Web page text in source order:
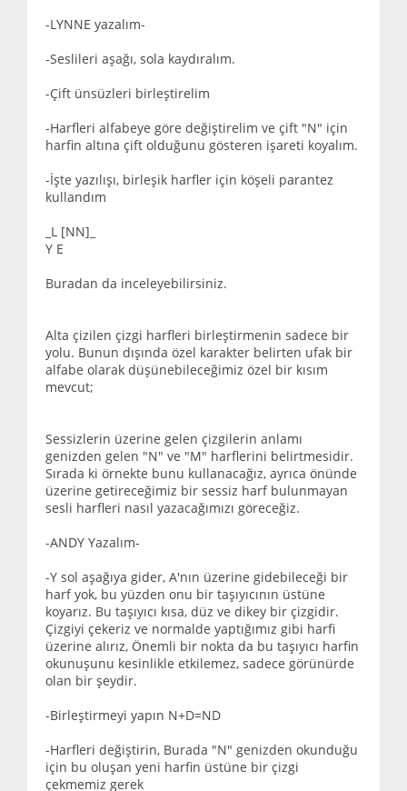
-LYNNE yazalım-
-Seslileri aşağı, sola kaydıralım.
-Çift ünsüzleri birleştirelim
-Harfleri alfabeye göre değiştirelim ve çift "N" için
harfin altına çift olduğunu gösteren işareti koyalım.
-İşte yazılışı, birleşik harfler için köşeli parantez
kullandım
_L [NN]_
Y E
Buradan da inceleyebilirsiniz.
Alta çizilen çizgi harfleri birleştirmenin sadece bir
yolu. Bunun dışında özel karakter belirten ufak bir
alfabe olarak düşünebileceğimiz özel bir kısım
mevcut;
Sessizlerin üzerine gelen çizgilerin anlamı
genizden gelen "N" ve "M" harflerini belirtmesidir.
Sırada ki örnekte bunu kullanacağız, ayrıca önünde
üzerine getireceğimiz bir sessiz harf bulunmayan
sesli harfleri nasıl yazacağımızı göreceğiz.
-ANDY Yazalım-
-Y sol aşağıya gider, A'nın üzerine gidebileceği bir
harf yok, bu yüzden onu bir taşıyıcının üstüne
koyarız. Bu taşıyıcı kısa, düz ve dikey bir çizgidir.
Çizgiyi çekeriz ve normalde yaptığımız gibi harfi
üzerine alırız, Önemli bir nokta da bu taşıyıcı harfin
okunuşunu kesinlikle etkilemez, sadece görünürde
olan bir şeydir.
-Birleştirmeyi yapın N+D=ND
-Harfleri değiştirin, Burada "N" genizden okunduğu
için bu oluşan yeni harfin üstüne bir çizgi
çekmemiz gerek